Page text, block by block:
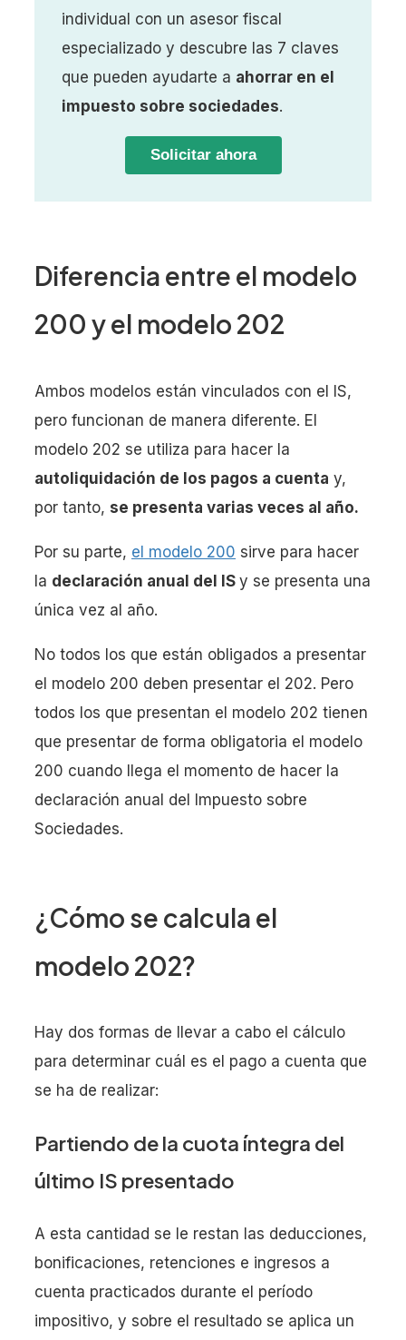
individual con un asesor fiscal
especializado y descubre las 7 claves
que pueden ayudarte a ahorrar en el
impuesto sobre sociedades.
Solicitar ahora
Diferencia entre el modelo
200 y el modelo 202
Ambos modelos están vinculados con el IS,
pero funcionan de manera diferente. El
modelo 202 se utiliza para hacer la
autoliquidación de los pagos a cuenta y,
por tanto, se presenta varias veces al año.
Por su parte, el modelo 200 sirve para hacer
la declaración anual del IS y se presenta una
única vez al año.
No todos los que están obligados a presentar
el modelo 200 deben presentar el 202. Pero
todos los que presentan el modelo 202 tienen
que presentar de forma obligatoria el modelo
200 cuando llega el momento de hacer la
declaración anual del Impuesto sobre
Sociedades.
¿Cómo se calcula el
modelo 202?
Hay dos formas de llevar a cabo el cálculo
para determinar cuál es el pago a cuenta que
se ha de realizar:
Partiendo de la cuota íntegra del
último IS presentado
A esta cantidad se le restan las deducciones,
bonificaciones, retenciones e ingresos a
cuenta practicados durante el período
impositivo, y sobre el resultado se aplica un